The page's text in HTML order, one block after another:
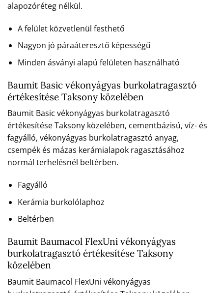
alapozóréteg nélkül.
A felület közvetlenül festhető
Nagyon jó páraáteresztő képességű
Minden ásványi alapú felületen használható
Baumit Basic vékonyágyas burkolatragasztó
értékesítése Taksony közelében
Baumit Basic vékonyágyas burkolatragasztó
értékesítése Taksony közelében, cementbázisú, víz- és
fagyálló, vékonyágyas burkolatragasztó anyag,
csempék és mázas kerámialapok ragasztásához
normál terhelésnél beltérben.
Fagyálló
Kerámia burkolólaphoz
Beltérben
Baumit Baumacol FlexUni vékonyágyas
burkolatragasztó értékesítése Taksony
közelében
Baumit Baumacol FlexUni vékonyágyas